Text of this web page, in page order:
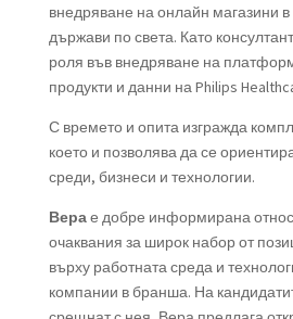
внедряване на онлайн магазини в
държави по света. Като
роля във внедряване на
продукти и данни на Philips
С времето и опита изгражда
което и позволява да се
среди, бизнеси и технологии.
Верае добре информирана
очаквания за широк набор от
върху работната среда и
компании в бранша. На